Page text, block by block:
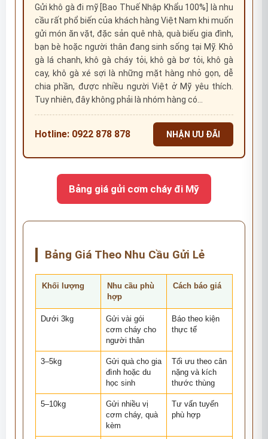
Gửi khô gà đi mỹ [Bao Thuế Nhập Khẩu 100%] là nhu
cầu rất phổ biến của khách hàng Việt Nam khi muốn
gửi món ăn vặt, đặc sản quê nhà, quà biếu gia đình,
bạn bè hoặc người thân đang sinh sống tại Mỹ. Khô
gà lá chanh, khô gà cháy tỏi, khô gà bơ tỏi, khô gà
cay, khô gà xé sợi là những mặt hàng nhỏ gọn, dễ
chia phần, được nhiều người Việt ở Mỹ yêu thích.
Tuy nhiên, đây không phải là nhóm hàng có…
Hotline: 0922 878 878 NHẬN ƯU ĐÃI
Bảng giá gửi cơm cháy đi Mỹ
Bảng Giá Theo Nhu Cầu Gửi Lẻ
Khối lượng
Nhu cầu phù
hợp
Cách báo giá
Dưới 3kg
Gửi vài gói
cơm cháy cho
người thân
Báo theo kiện
thực tế
3–5kg
Gửi quà cho gia
đình hoặc du
học sinh
Tối ưu theo cân
nặng và kích
thước thùng
5–10kg
Gửi nhiều vị
cơm cháy, quà
kèm
Tư vấn tuyến
phù hợp